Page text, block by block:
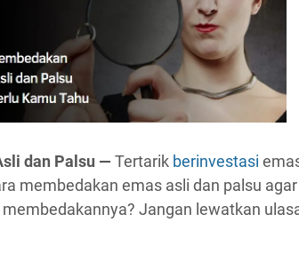
dan Palsu — Tertarik berinvestasi
membedakan emas asli dan palsu
Jangan lewatkan